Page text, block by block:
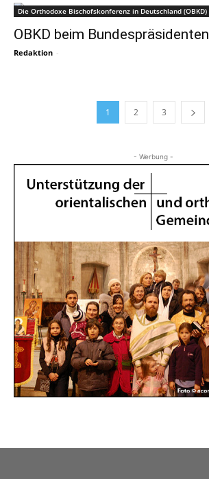
Die Orthodoxe Bischofskonferenz in Deutschland (OBKD)
OBKD beim Bundespräsidenten
Redaktion -
1 2 3
- Werbung -